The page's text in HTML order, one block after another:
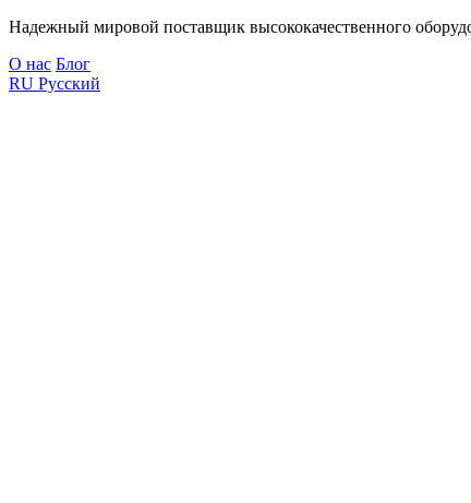
Надежный мировой поставщик высококачественного
О нас Блог
RU Русский